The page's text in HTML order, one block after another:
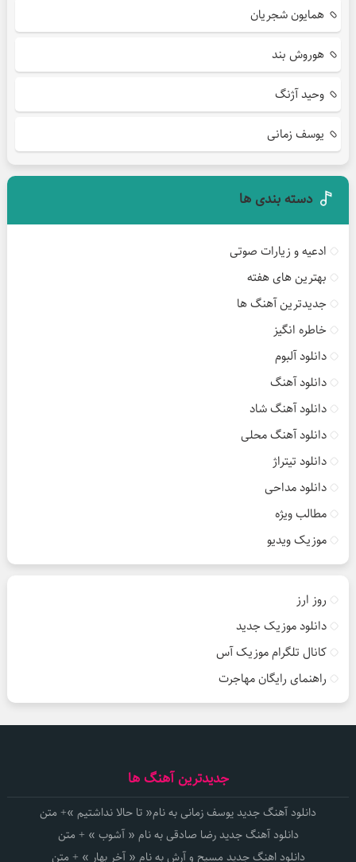
همایون شجریان
هوروش بند
وحید آژنگ
یوسف زمانی
دسته بندی ها
ادعیه و زیارات صوتی
بهترین های هفته
جدیدترین آهنگ ها
خاطره انگیز
دانلود آلبوم
دانلود آهنگ
دانلود آهنگ شاد
دانلود آهنگ محلی
دانلود تیتراژ
دانلود مداحی
مطالب ویژه
موزیک ویدیو
روز ارز
دانلود موزیک جدید
کانال تلگرام موزیک آس
راهنمای رایگان مهاجرت
جدیدترین آهنگ ها
دانلود آهنگ جدید یوسف زمانی به نام« تا حالا نداشتیم »+ متن
دانلود آهنگ جدید رضا صادقی به نام « آشوب » + متن
دانلود اهنگ جدید مسیح و آرش به نام « آخر بهار » + متن